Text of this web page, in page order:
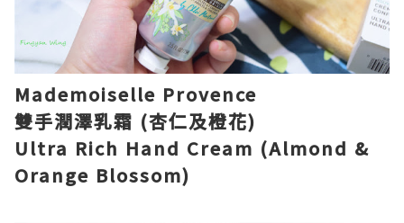
Mademoiselle Provence
雙手潤澤乳霜 (杏仁及橙花)
Ultra Rich Hand Cream (Almond &
Orange Blossom)